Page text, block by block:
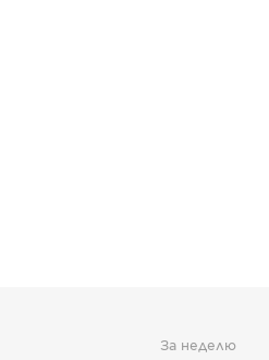
За неделю